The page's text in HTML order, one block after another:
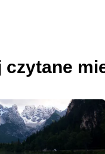
czytane